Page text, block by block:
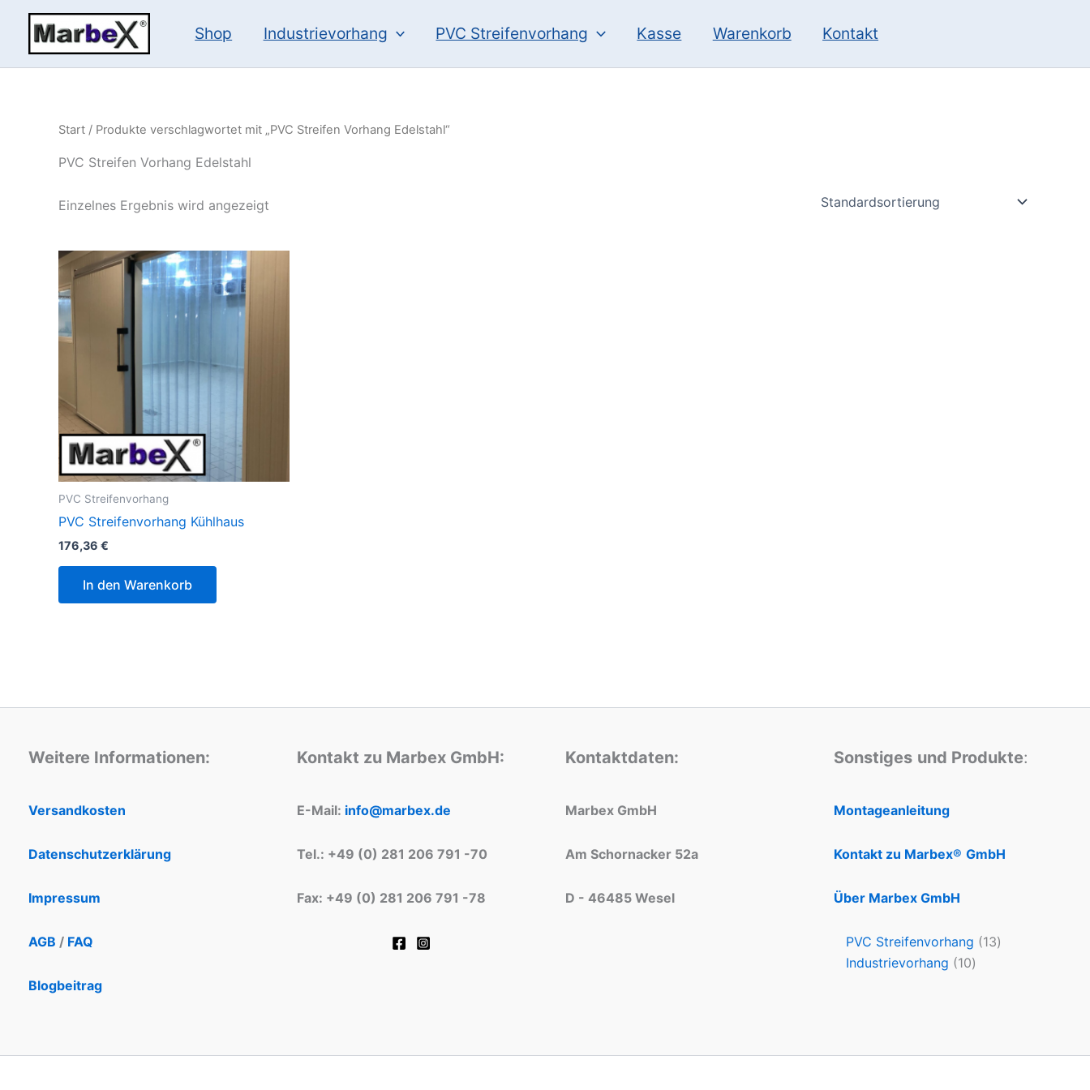
springen
Shop Industrievorhang PVC Streifenvorhang Kasse Warenkorb Kontakt
Start / Produkte verschlagwortet mit „PVC Streifen Vorhang Edelstahl“
PVC Streifen Vorhang Edelstahl
Einzelnes Ergebnis wird angezeigt
PVC Streifenvorhang
PVC Streifenvorhang Kühlhaus
176,36 €
In den Warenkorb
Weitere Informationen:
Versandkosten
Datenschutzerklärung
Impressum
AGB / FAQ
Blogbeitrag
Kontakt zu Marbex GmbH:
E-Mail: info@marbex.de
Tel.: +49 (0) 281 206 791 -70
Fax: +49 (0) 281 206 791 -78
Kontaktdaten:
Marbex GmbH
Am Schornacker 52a
D - 46485 Wesel
Sonstiges und Produkte:
Montageanleitung
Kontakt zu Marbex® GmbH
Über Marbex GmbH
PVC Streifenvorhang 13
Industrievorhang 10